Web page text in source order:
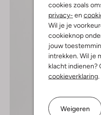
cookies zoals
privacy- en
Wil je je
cookieknop
jouw
intrekken. Wil je
klacht indienen?
cookieverklaring.
Weigeren